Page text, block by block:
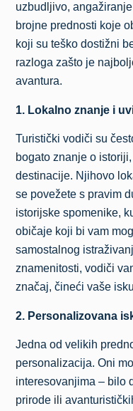
uzbudljivo,
brojne prednosti koje
koji su teško dostižni
razloga zašto je
avantura.
1. Lokalno znanje i
Turistički vodiči su
bogato znanje o
destinacije. Njihovo
se povežete s pravim
istorijske spomenike,
običaje koji bi vam
samostalnog
znamenitosti, vodiči
značaj, čineći vaše
2. Personalizovana
Jedna od velikih
personalizacija. Oni
interesovanjima – bilo
prirode ili